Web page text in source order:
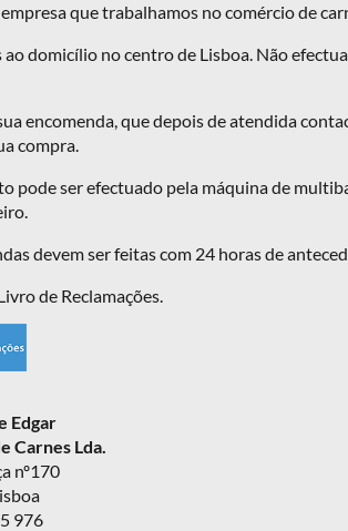
que trabalhamos no comércio de
ao domicílio no centro de Lisboa. Não
encomenda, que depois de atendida
compra.
pode ser efectuado pela máquina de
devem ser feitas com 24 horas de
de Reclamações.
Edgar
Carnes Lda.
nº170
976